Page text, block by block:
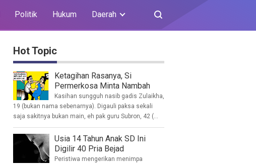
Politik Hukum Daerah
Hot Topic
Ketagihan Rasanya, Si
Permerkosa Minta Nambah
Kasihan sungguh nasib gadis Zulaikha,
19 (bukan nama sebenarnya). Digauli paksa sekali
saja sakitnya bukan main, eh pak guru Subron, 42 (...
Usia 14 Tahun Anak SD Ini
Digilir 40 Pria Bejad
Peristiwa mengerikan menimpa